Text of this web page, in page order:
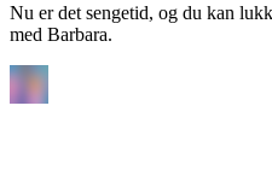
Nu er det sengetid, og du kan
med Barbara.